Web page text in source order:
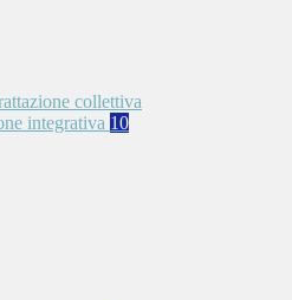
collettiva
integrativa 10